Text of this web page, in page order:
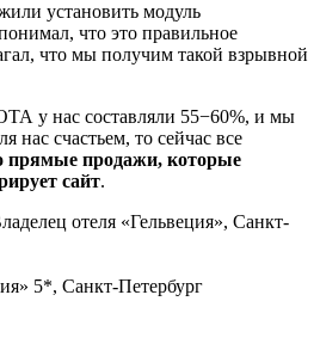
установить модуль
что это правильное
что мы получим такой взрывной
у нас составляли 55−60%, и мы
нас счастьем, то сейчас все
прямые продажи, которые
сайт.
5*, Санкт-Петербург